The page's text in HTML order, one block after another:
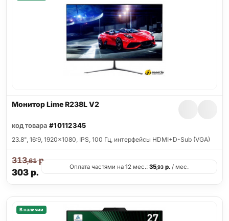
Монитор Lime R238L V2
код товара #10112345
23.8", 16:9, 1920x1080, IPS, 100 Гц, интерфейсы HDMI+D-Sub (VGA)
303р.
313,61р.
Оплата частями на 12 мес.: 35,93р./ мес.
В наличии